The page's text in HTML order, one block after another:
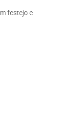
festejo e